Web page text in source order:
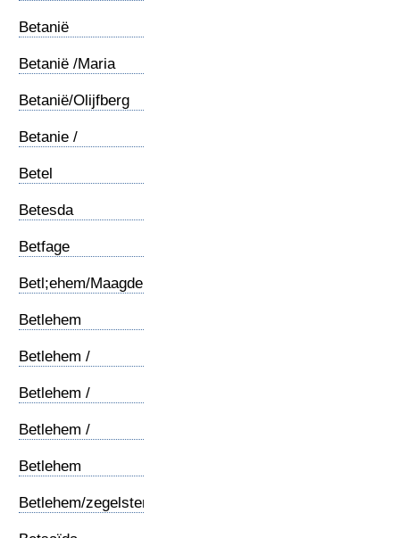
Betanië
Betanië /Maria
Betanië/Olijfberg
Betanie /
Betel
Betesda
Betfage
Betl;ehem/Maagdelijke
Betlehem
Betlehem /
Betlehem /
Betlehem /
Betlehem
Betlehem/zegelstempel